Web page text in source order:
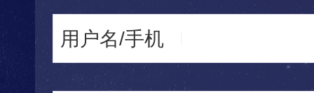
用户名/手机